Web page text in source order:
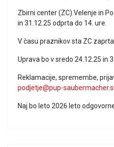
Zbirni center (ZC) Velenje in
in 31.12.25 odprta do 14. ure.
V času praznikov sta ZC zaprta.
Uprava bo v sredo 24.12.25 in
Reklamacije, spremembe,
podjetje@pup-saubermacher.si
Naj bo leto 2026 leto